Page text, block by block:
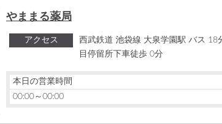
やままる薬局
アクセス
西武鉄道 池袋線 大泉学園駅 バス 18
目停留所下車徒歩 0分
本日の営業時間
00:00～00:00